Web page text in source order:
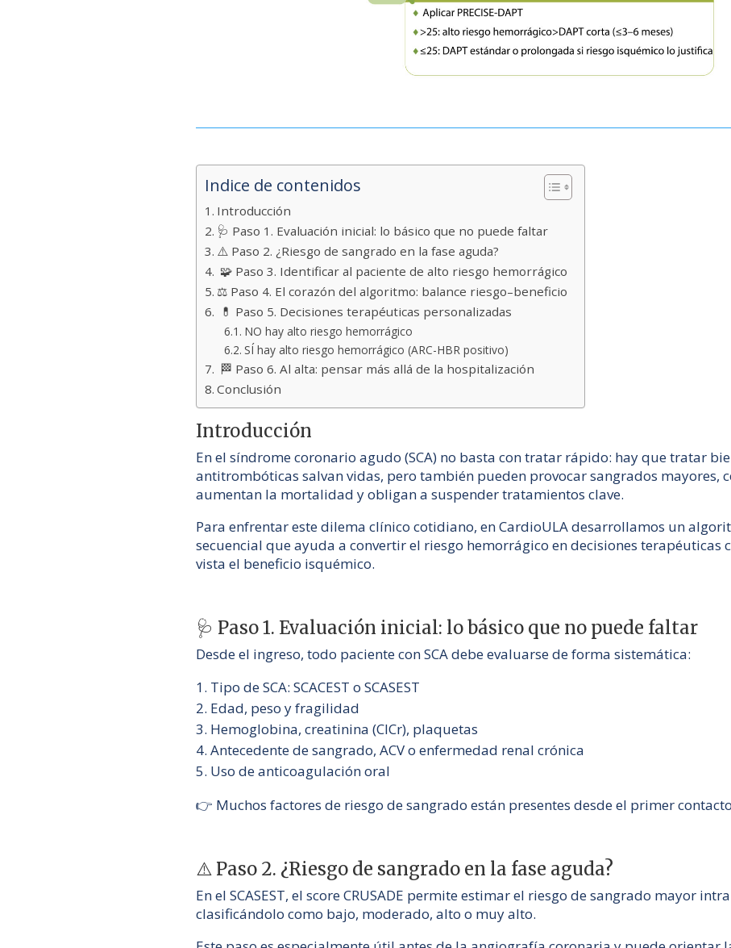
Indice de contenidos
Introducción
🩺 Paso 1. Evaluación inicial: lo básico que no puede faltar
⚠️ Paso 2. ¿Riesgo de sangrado en la fase aguda?
🧩 Paso 3. Identificar al paciente de alto riesgo hemorrágico
⚖️ Paso 4. El corazón del algoritmo: balance riesgo–beneficio
💊 Paso 5. Decisiones terapéuticas personalizadas
NO hay alto riesgo hemorrágico
SÍ hay alto riesgo hemorrágico (ARC-HBR positivo)
🏁 Paso 6. Al alta: pensar más allá de la hospitalización
Conclusión
Introducción
En el síndrome coronario agudo (SCA) no basta con tratar rápido: hay que tratar
antitrombóticas salvan vidas, pero también pueden provocar sangrados mayores,
aumentan la mortalidad y obligan a suspender tratamientos clave.
Para enfrentar este dilema clínico cotidiano, en CardioULA desarrollamos un
secuencial que ayuda a convertir el riesgo hemorrágico en decisiones terapéuticas
vista el beneficio isquémico.
🩺 Paso 1. Evaluación inicial: lo básico que no puede faltar
Desde el ingreso, todo paciente con SCA debe evaluarse de forma sistemática:
Tipo de SCA: SCACEST o SCASEST
Edad, peso y fragilidad
Hemoglobina, creatinina (ClCr), plaquetas
Antecedente de sangrado, ACV o enfermedad renal crónica
Uso de anticoagulación oral
👉 Muchos factores de riesgo de sangrado están presentes desde el primer
⚠️ Paso 2. ¿Riesgo de sangrado en la fase aguda?
En el SCASEST, el score CRUSADE permite estimar el riesgo de sangrado mayor
clasificándolo como bajo, moderado, alto o muy alto.